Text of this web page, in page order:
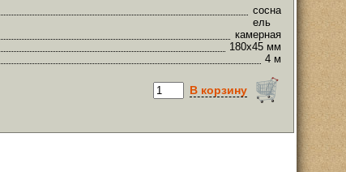
сосна
ель
камерная
180х45 мм
4 м
В корзину